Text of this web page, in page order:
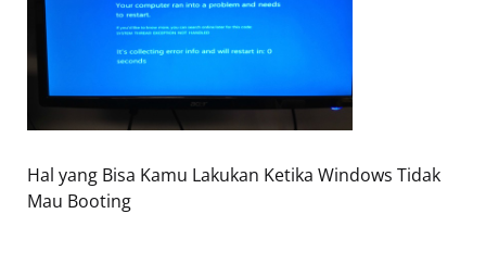
Hal yang Bisa Kamu Lakukan Ketika Windows Tidak
Mau Booting